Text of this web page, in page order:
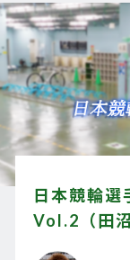
日本競輪選
Vol.2（田